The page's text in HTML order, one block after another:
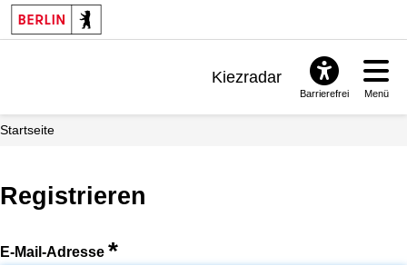
Kiezradar
Barrierefrei Menü
Startseite
Registrieren
E-Mail-Adresse *